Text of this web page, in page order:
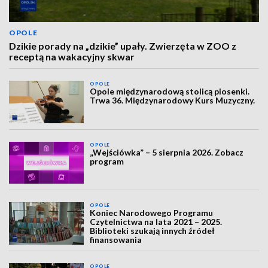
OPOLE
Dzikie porady na „dzikie” upały. Zwierzęta w ZOO z
receptą na wakacyjny skwar
OPOLE
Opole międzynarodową stolicą piosenki.
Trwa 36. Międzynarodowy Kurs Muzyczny.
OPOLE
„Wejściówka” – 5 sierpnia 2026. Zobacz
program
OPOLE
Koniec Narodowego Programu
Czytelnictwa na lata 2021 – 2025.
Biblioteki szukają innych źródeł
finansowania
OPOLE